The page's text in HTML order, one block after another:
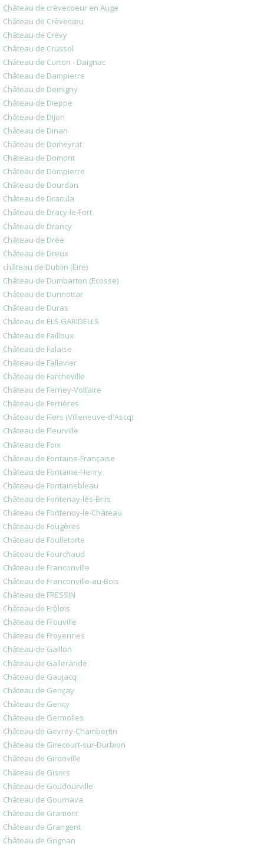
Château de crèvecoeur en Auge
Château de Crèvecœu
Château de Crévy
Château de Crussol
Château de Curton - Daignac
Château de Dampierre
Château de Demigny
Château de Dieppe
Château de Dijon
Château de Dinan
Château de Domeyrat
Château de Domont
Château de Dompierre
Château de Dourdan
Château de Dracula
Château de Dracy-le-Fort
Château de Drancy
Château de Drée
Château de Dreux
château de Dublin (Eire)
Château de Dumbarton (Ecosse)
Château de Dunnottar
Château de Duras
Château de ELS GARIDELLS
Château de Failloux
Château de Falaise
Château de Fallavier
Château de Farcheville
Château de Ferney-Voltaire
Château de Ferrières
Château de Flers (Villeneuve-d'Ascq)
Château de Fleurville
Château de Foix
Château de Fontaine-Française
Château de Fontaine-Henry
Château de Fontainebleau
Château de Fontenay-lès-Briis
Château de Fontenoy-le-Château
Château de Fougères
Château de Foulletorte
Château de Fourchaud
Château de Franconville
Château de Franconville-au-Bois
Château de FRESSIN
Château de Frôlois
Château de Frouville
Château de Froyennes
Château de Gaillon
Château de Gallerande
Château de Gaujacq
Château de Gençay
Château de Gency
Château de Germolles
Château de Gevrey-Chambertin
Château de Girecourt-sur-Durbion
Château de Gironville
Château de Gisors
Château de Goudourville
Château de Gournava
Château de Gramont
Château de Grangent
Château de Grignan